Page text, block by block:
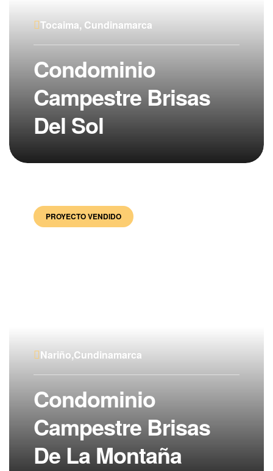
Tocaima, Cundinamarca
Condominio
Campestre Brisas
Del Sol
PROYECTO VENDIDO
Nariño,Cundinamarca
Condominio
Campestre Brisas
De La Montaña